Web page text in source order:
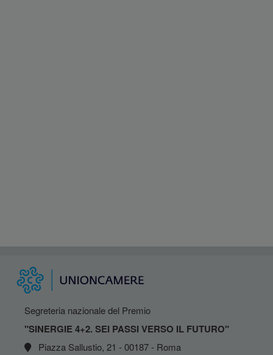
Segreteria nazionale del Premio
"SINERGIE 4+2. SEI PASSI VERSO IL FUTURO"
Piazza Sallustio, 21 - 00187 - Roma